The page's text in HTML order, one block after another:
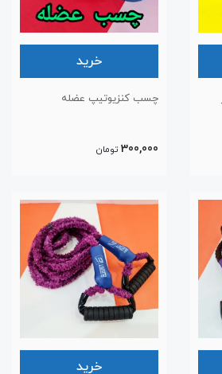
خرید
چسب کنزیوتیپ عضله
300,000 تومان
خرید